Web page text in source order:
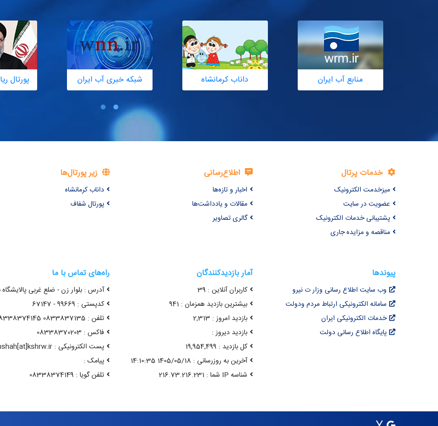
منابع آب ایران داناب کرمانشاه شبکه خبری آب ایران پورتال
خدمات پرتال
میزخدمت الکترونیک
عضویت در سایت
پشتیبانی خدمات الکترونیک
مناقصه و مزایده جاری
اطلاع‌رسانی
اخبار و تازه‌ها
مقالات و یادداشت‌ها
گالری تصاویر
زیر پورتال‌ها
داناب کرمانشاه
پورتال شفاف
پیوندها
وب سایت اطلاع رسانی وزار ت نیرو
سامانه الکترونیکی ارتباط مردم ودولت
خدمات الکترونیکی ایران
پایگاه اطلاع رسانی دولت
آمار بازدیدکنندگان
کاربران آنلاین : 39
بیشترین بازدید همزمان : 941
بازدید امروز : 2,313
بازدید دیروز :
کل بازدید : 19,954,499
آخرین به روزرسانی : 1405/05/18 14:10:35
شناسه IP شما : 216.73.216.231
راه‌های تماس با ما
آدرس : بلوار زن - ضلع غربی
کدپستی : 99669 - 67147
تلفن : 0833837135 08338374145
فاکس : 08338370203
پست الکترونیکی : kermanshah[at]kshrw.ir
پیامک :
تلفن گویا : 08338374149